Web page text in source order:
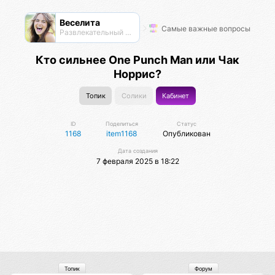
Веселита
Развлекательный нексус Самые важные вопросы
Кто сильнее One Punch Man или Чак
Норрис?
Топик Солики Кабинет
ID
1168
Поделиться
item1168
Статус
Опубликован
Дата создания
7 февраля 2025 в 18:22
Топик Форум